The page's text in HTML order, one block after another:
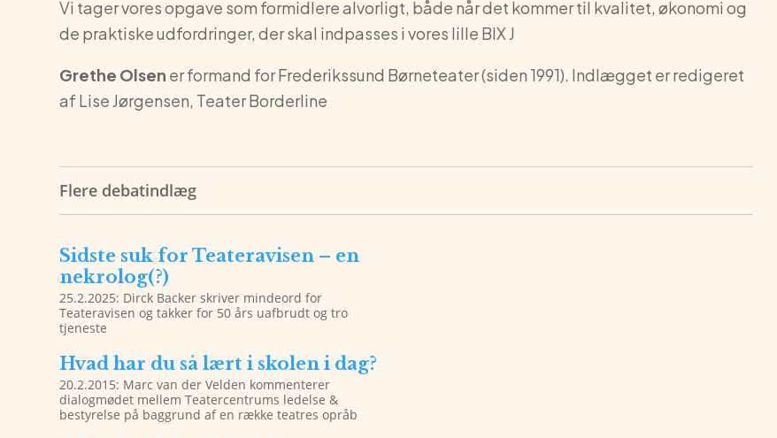
Vi tager vores opgave som formidlere alvorligt, både når det kommer til kvalitet, økonomi og
de praktiske udfordringer, der skal indpasses i vores lille BIX J
Grethe Olsen er formand for Frederikssund Børneteater (siden 1991). Indlægget er redigeret
af Lise Jørgensen, Teater Borderline
Flere debatindlæg
Sidste suk for Teateravisen – en
nekrolog(?)
25.2.2025: Dirck Backer skriver mindeord for
Teateravisen og takker for 50 års uafbrudt og tro
tjeneste
Hvad har du så lært i skolen i dag?
20.2.2015: Marc van der Velden kommenterer
dialogmødet mellem Teatercentrums ledelse &
bestyrelse på baggrund af en række teatres opråb